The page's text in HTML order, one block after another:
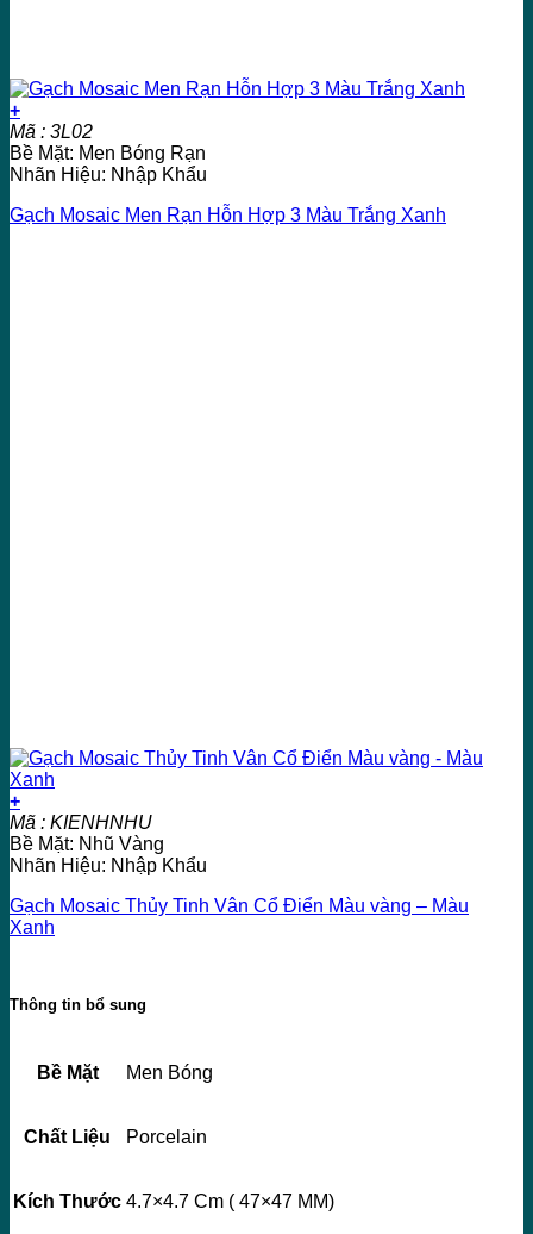
+
Mã : 3L02
Bề Mặt: Men Bóng Rạn
Nhãn Hiệu: Nhập Khẩu
Gạch Mosaic Men Rạn Hỗn Hợp 3 Màu Trắng Xanh
+
Mã : KIENHNHU
Bề Mặt: Nhũ Vàng
Nhãn Hiệu: Nhập Khẩu
Gạch Mosaic Thủy Tinh Vân Cổ Điển Màu vàng – Màu
Xanh
Thông tin bổ sung
Bề Mặt Men Bóng
Chất Liệu Porcelain
Kích Thước 4.7×4.7 Cm ( 47×47 MM)